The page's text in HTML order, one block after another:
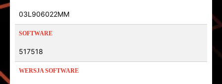
03L906022MM
SOFTWARE
517518
WERSJA SOFTWARE